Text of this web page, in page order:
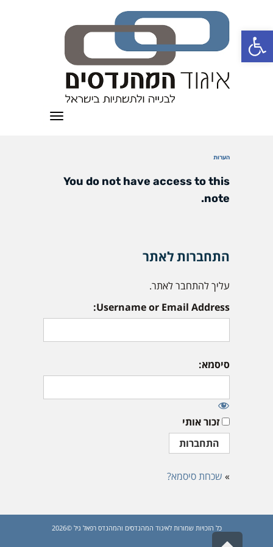
פתח סרגל נגישות
תפריט
הערות
You do not have access to this
note.
התחברות לאתר
עליך להתחבר לאתר.
Username or Email Address:
סיסמא:
זכור אותי
» שכחת סיסמא?
כל הזכויות שמורות לאיגוד המהנדסים והמהנדס רפאל גיל ©2026